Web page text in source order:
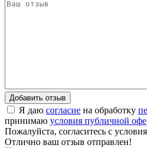
Я даю согласие на обработку
принимаю условия публичной
Пожалуйста, согласитесь с
Отлично ваш отзыв отправлен!